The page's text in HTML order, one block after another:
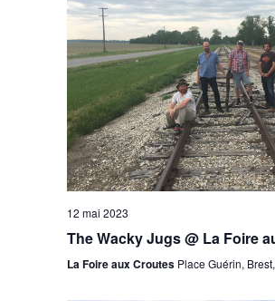
12 mai 2023
The Wacky Jugs @ La Foire
La Foire aux Croutes Place Guérin,